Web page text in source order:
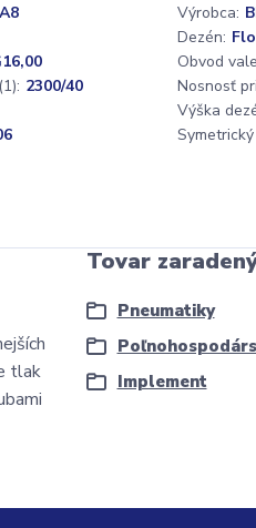
Výrobca:
Dezén:
Obvod
2300/40 Nosnosť
Výška
tlak
Tovar
Pneumatiky
Implement